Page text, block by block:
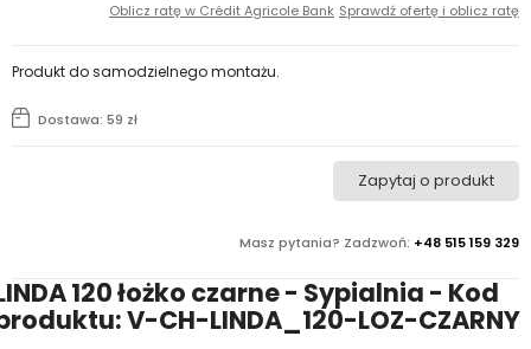
Oblicz ratę w Crédit Agricole Bank Sprawdź ofertę i oblicz ratę
Masz pytania? Zadzwoń: +48 515 159 329
Zapytaj o produkt
Dostawa: 59 zł
Produkt do samodzielnego montażu.
120 łożko czarne - Sypialnia - Kod
V-CH-LINDA_120-LOZ-CZARNY